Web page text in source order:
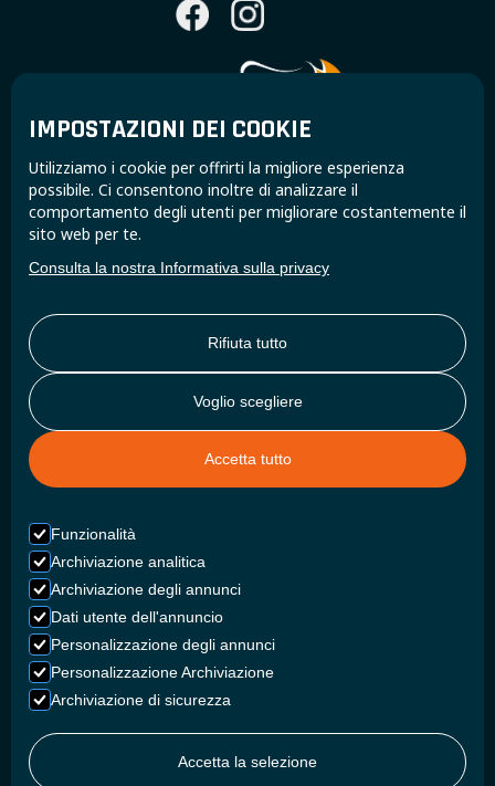
IMPOSTAZIONI DEI COOKIE
Utilizziamo i cookie per offrirti la migliore esperienza
possibile. Ci consentono inoltre di analizzare il
comportamento degli utenti per migliorare costantemente il
sito web per te.
Consulta la nostra Informativa sulla privacy
Rifiuta tutto
Voglio scegliere
Accetta tutto
Funzionalità
Archiviazione analitica
Archiviazione degli annunci
Dati utente dell'annuncio
Personalizzazione degli annunci
Personalizzazione Archiviazione
Archiviazione di sicurezza
Accetta la selezione
Unisciti alla community Super B e ricevi
aggiornamenti e approfondimenti esclusivi.